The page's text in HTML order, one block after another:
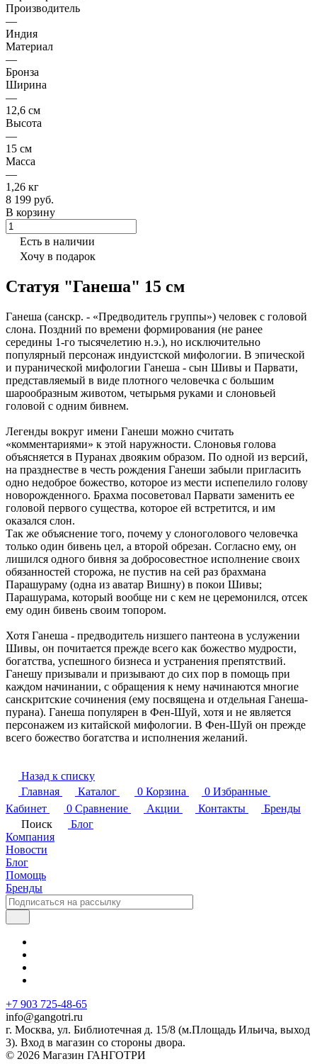
Производитель
—
Индия
Материал
—
Бронза
Ширина
—
12,6 см
Высота
—
15 см
Масса
—
1,26 кг
8 199 руб.
В корзину
Есть в наличии
Хочу в подарок
Статуя "Ганеша" 15 см
Ганеша (санскр. - «Предводитель группы») человек с головой
слона. Поздний по времени формирования (не ранее
середины 1-го тысячелетию н.э.), но исключительно
популярный персонаж индуистской мифологии. В эпической
и пуранической мифологии Ганеша - сын Шивы и Парвати,
представляемый в виде плотного человечка с большим
шарообразным животом, четырьмя руками и слоновьей
головой с одним бивнем.
Легенды вокруг имени Ганеши можно считать
«комментариями» к этой наружности. Слоновья голова
объясняется в Пуранах двояким образом. По одной из версий,
на празднестве в честь рождения Ганеши забыли пригласить
одно недоброе божество, которое из мести испепелило голову
новорожденного. Брахма посоветовал Парвати заменить ее
головой первого существа, которое ей встретится, и им
оказался слон.
Так же объяснение того, почему у слоноголового человечка
только один бивень цел, а второй обрезан. Согласно ему, он
лишился одного бивня за добросовестное исполнение своих
обязанностей сторожа, не пустив на сей раз брахмана
Парашураму (одна из аватар Вишну) в покои Шивы;
Парашурама, который вообще ни с кем не церемонился, отсек
ему один бивень своим топором.
Хотя Ганеша - предводитель низшего пантеона в услужении
Шивы, он почитается прежде всего как божество мудрости,
богатства, успешного бизнеса и устранения препятствий.
Ганешу призывали и призывают до сих пор в помощь при
каждом начинании, с обращения к нему начинаются многие
санскритские сочинения (ему посвящена и отдельная Ганеша-
пурана). Ганеша популярен в Фен-Шуй, хотя и не является
персонажем из китайской мифологии. В Фен-Шуй он прежде
всего божество богатства и исполнения желаний.
Назад к списку
Главная
Каталог 0 Корзина 0 Избранные
Кабинет
0 Сравнение Акции Контакты
Бренды
Поиск
Блог
Компания
Новости
Блог
Помощь
Бренды
+7 903 725-48-65
info@gangotri.ru
г. Москва, ул. Библиотечная д. 15/8 (м.Площадь Ильича, выход
3). Вход в магазин со стороны двора.
© 2026 Магазин ГАНГОТРИ